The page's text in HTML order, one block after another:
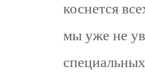
коснется
мы уже не